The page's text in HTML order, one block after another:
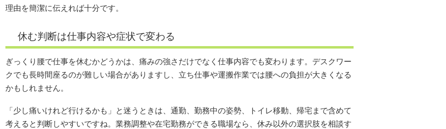
理由を簡潔に伝えれば十分です。
休む判断は仕事内容や症状で変わる
ぎっくり腰で仕事を休むかどうかは、痛みの強さだけでなく仕事内容でも変わります。デスクワー
クでも長時間座るのが難しい場合がありますし、立ち仕事や運搬作業では腰への負担が大きくなる
かもしれません。
「少し痛いけれど行けるかも」と迷うときは、通勤、勤務中の姿勢、トイレ移動、帰宅まで含めて
考えると判断しやすいですね。業務調整や在宅勤務ができる職場なら、休み以外の選択肢を相談す